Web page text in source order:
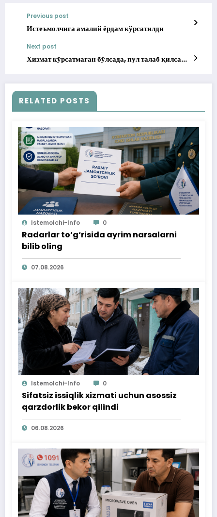
Previous post
Истеъмолчига амалий ёрдам кўрсатилди
Next post
Хизмат кўрсатмаган бўлсада, пул талаб қилса…
RELATED POSTS
Istemolchi-Info 0
Radarlar to‘g‘risida ayrim narsalarni
bilib oling
07.08.2026
Istemolchi-Info 0
Sifatsiz issiqlik xizmati uchun asossiz
qarzdorlik bekor qilindi
06.08.2026